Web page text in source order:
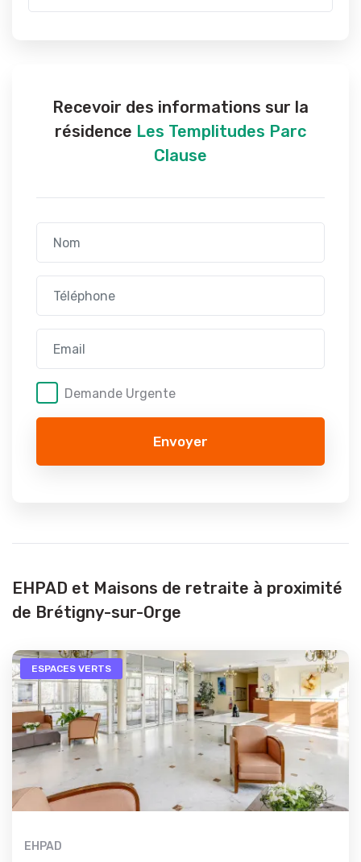
Recevoir des informations sur la
résidence Les Templitudes Parc
Clause
Demande Urgente
Envoyer
EHPAD et Maisons de retraite à proximité
de Brétigny-sur-Orge
ESPACES VERTS
EHPAD